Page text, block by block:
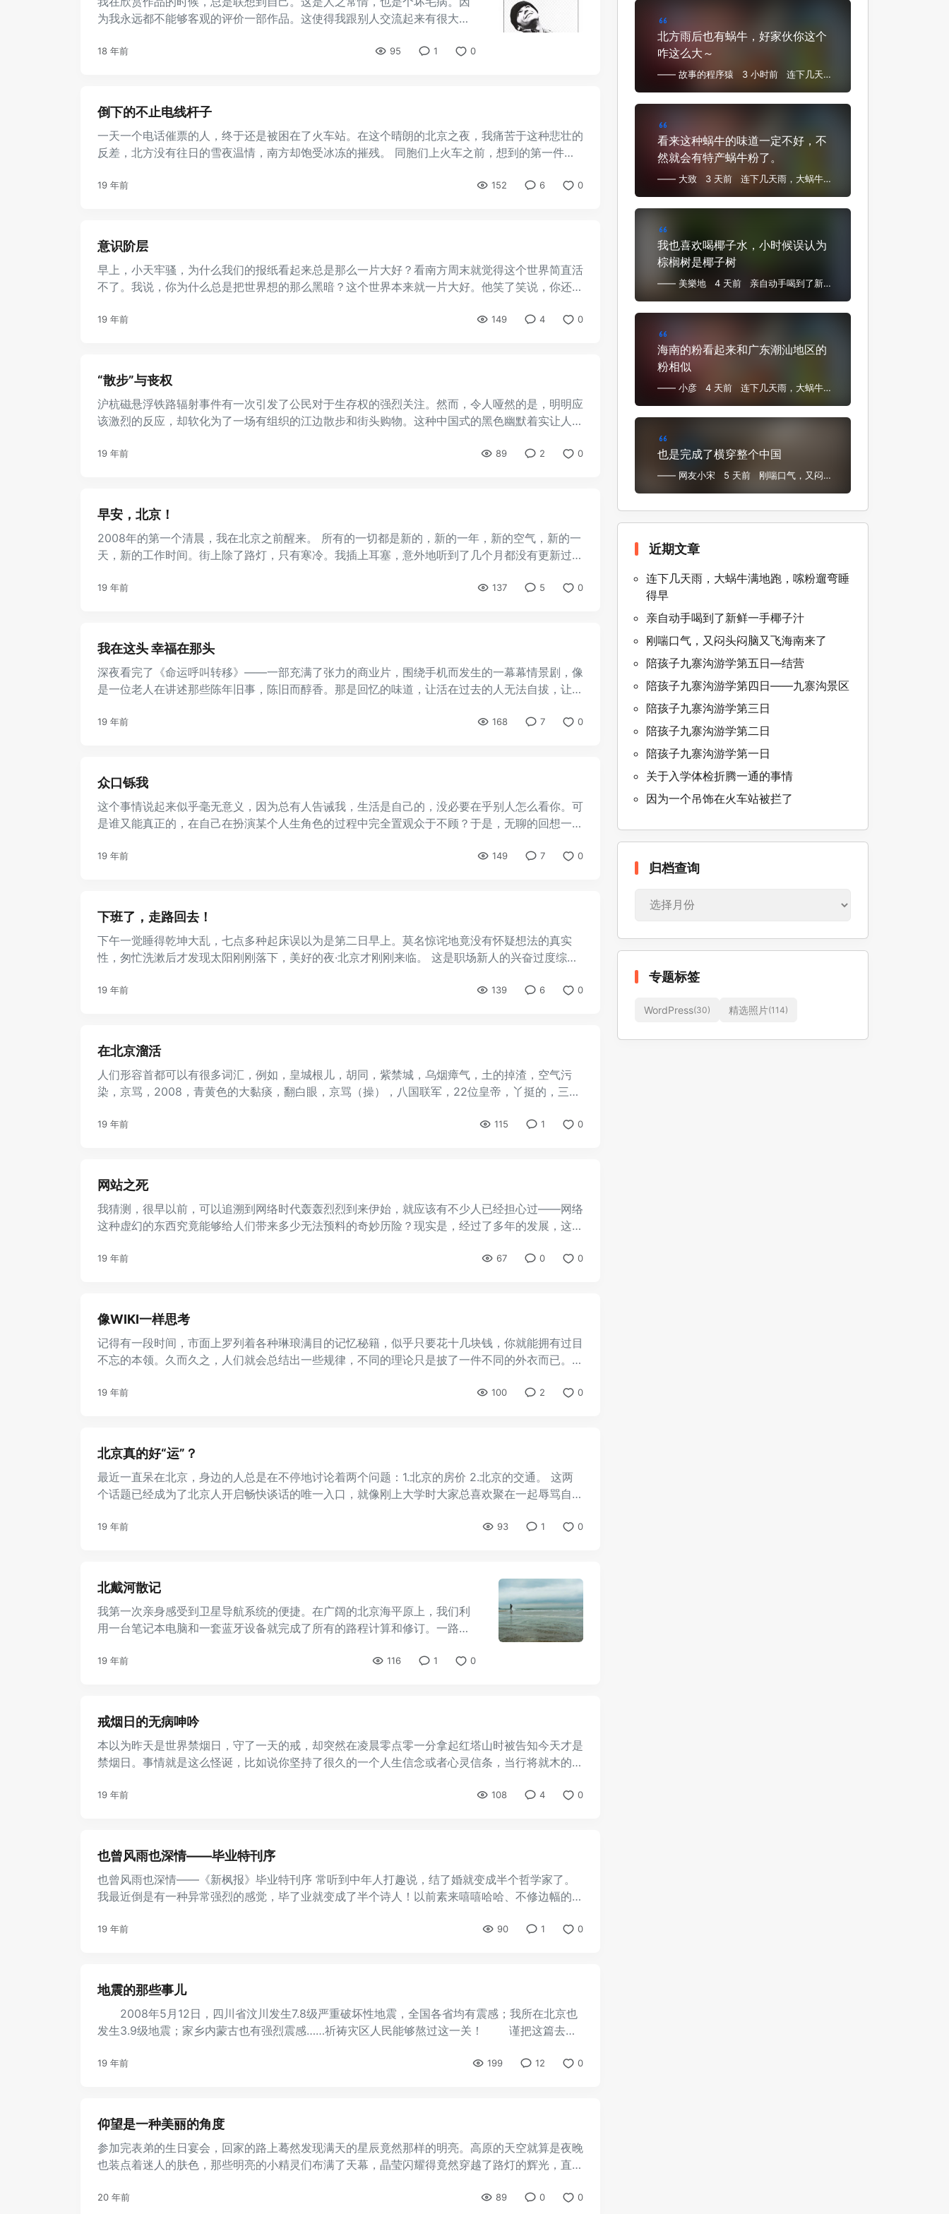
为我永远都不能够客观的评价一部作品。这使得我跟别人交流起来有很大的
18 年前 95 1 0
倒下的不止电线杆子
一天一个电话催票的人，终于还是被困在了火车站。在这个晴朗的北京之夜，我痛苦于这种悲壮的
反差，北方没有往日的雪夜温情，南方却饱受冰冻的摧残。 同胞们上火车之前，想到的第一件事
19 年前 152 6 0
意识阶层
早上，小天牢骚，为什么我们的报纸看起来总是那么一片大好？看南方周末就觉得这个世界简直活
不了。我说，你为什么总是把世界想的那么黑暗？这个世界本来就一片大好。他笑了笑说，你还太
19 年前 149 4 0
“散步”与丧权
沪杭磁悬浮铁路辐射事件有一次引发了公民对于生存权的强烈关注。然而，令人哑然的是，明明应
该激烈的反应，却软化为了一场有组织的江边散步和街头购物。这种中国式的黑色幽默着实让人拍
19 年前 89 2 0
早安，北京！
2008年的第一个清晨，我在北京之前醒来。 所有的一切都是新的，新的一年，新的空气，新的一
天，新的工作时间。街上除了路灯，只有寒冷。我插上耳塞，意外地听到了几个月都没有更新过的
19 年前 137 5 0
我在这头 幸福在那头
深夜看完了《命运呼叫转移》——一部充满了张力的商业片，围绕手机而发生的一幕幕情景剧，像
是一位老人在讲述那些陈年旧事，陈旧而醇香。那是回忆的味道，让活在过去的人无法自拔，让向
19 年前 168 7 0
众口铄我
这个事情说起来似乎毫无意义，因为总有人告诫我，生活是自己的，没必要在乎别人怎么看你。可
是谁又能真正的，在自己在扮演某个人生角色的过程中完全置观众于不顾？于是，无聊的回想一下
19 年前 149 7 0
下班了，走路回去！
下午一觉睡得乾坤大乱，七点多种起床误以为是第二日早上。莫名惊诧地竟没有怀疑想法的真实
性，匆忙洗漱后才发现太阳刚刚落下，美好的夜·北京才刚刚来临。 这是职场新人的兴奋过度综合
19 年前 139 6 0
在北京溜活
人们形容首都可以有很多词汇，例如，皇城根儿，胡同，紫禁城，乌烟瘴气，土的掉渣，空气污
染，京骂，2008，青黄色的大黏痰，翻白眼，京骂（操），八国联军，22位皇帝，丫挺的，三里
19 年前 115 1 0
网站之死
我猜测，很早以前，可以追溯到网络时代轰轰烈烈到来伊始，就应该有不少人已经担心过——网络
这种虚幻的东西究竟能够给人们带来多少无法预料的奇妙历险？现实是，经过了多年的发展，这种
19 年前 67 0 0
像WIKI一样思考
记得有一段时间，市面上罗列着各种琳琅满目的记忆秘籍，似乎只要花十几块钱，你就能拥有过目
不忘的本领。久而久之，人们就会总结出一些规律，不同的理论只是披了一件不同的外衣而已。
19 年前 100 2 0
北京真的好“运”？
最近一直呆在北京，身边的人总是在不停地讨论着两个问题：1.北京的房价 2.北京的交通。 这两
个话题已经成为了北京人开启畅快谈话的唯一入口，就像刚上大学时大家总喜欢聚在一起辱骂自己
19 年前 93 1 0
北戴河散记
我第一次亲身感受到卫星导航系统的便捷。在广阔的北京海平原上，我们利
用一台笔记本电脑和一套蓝牙设备就完成了所有的路程计算和修订。一路上,
...
19 年前 116 1 0
戒烟日的无病呻吟
本以为昨天是世界禁烟日，守了一天的戒，却突然在凌晨零点零一分拿起红塔山时被告知今天才是
禁烟日。事情就是这么怪诞，比如说你坚持了很久的一个人生信念或者心灵信条，当行将就木的时
19 年前 108 4 0
也曾风雨也深情——毕业特刊序
也曾风雨也深情——《新枫报》毕业特刊序 常听到中年人打趣说，结了婚就变成半个哲学家了。
我最近倒是有一种异常强烈的感觉，毕了业就变成了半个诗人！以前素来嘻嘻哈哈、不修边幅的同
19 年前 90 1 0
地震的那些事儿
2008年5月12日，四川省汶川发生7.8级严重破坏性地震，全国各省均有震感；我所在北京也
发生3.9级地震；家乡内蒙古也有强烈震感……祈祷灾区人民能够熬过这一关！ 谨把这篇去年
19 年前 199 12 0
仰望是一种美丽的角度
参加完表弟的生日宴会，回家的路上蓦然发现满天的星辰竟然那样的明亮。高原的天空就算是夜晚
也装点着迷人的肤色，那些明亮的小精灵们布满了天幕，晶莹闪耀得竟然穿越了路灯的辉光，直达
20 年前 89 0 0
北方雨后也有蜗牛，好家伙你这个
咋这么大～
—— 故事的程序猿 3 小时前
看来这种蜗牛的味道一定不好，不
然就会有特产蜗牛粉了。
—— 大致 3 天前
我也喜欢喝椰子水，小时候误认为
棕榈树是椰子树
—— 美樂地 4 天前
海南的粉看起来和广东潮汕地区的
粉相似
—— 小彦 4 天前
也是完成了横穿整个中国
—— 网友小宋 5 天前
近期文章
连下几天雨，大蜗牛满地跑，嗦粉遛弯睡
得早
亲自动手喝到了新鲜一手椰子汁
刚喘口气，又闷头闷脑又飞海南来了
陪孩子九寨沟游学第五日—结营
陪孩子九寨沟游学第四日——九寨沟景区
陪孩子九寨沟游学第三日
陪孩子九寨沟游学第二日
陪孩子九寨沟游学第一日
关于入学体检折腾一通的事情
因为一个吊饰在火车站被拦了
归档查询
归
专题标签
WordPress(30) 精选照片(114)